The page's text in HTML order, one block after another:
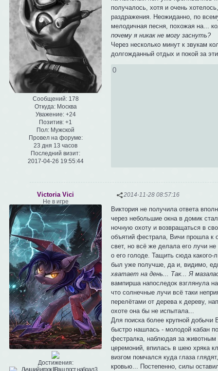
Сообщений:178
Откуда:Москва
Уважение: +24
Позитив: +1
Пол: Мужской
Провел на форуме:
23 дня 13 часов
Последний визит:
2017-04-26 19:55:44
получалось, хотя и очень
раздражения. Неожиданно, по
мелодичная песня, похожая на...
почему я никак не могу заснуть?
Через несколько минут к звукам
долгожданный отдых и покой за
0
2014-11-28 08:57:16
Victoria Vici
Не в игре
Достижения:
Виктория не получила ответа
через небольшие окна в домик
ночную охоту и возвращаться в
объятий фестрала, Вичи прошла к
свет, но всё же делала его лучи
о его голоде. Тащить сюда
был уже получше, да и, видимо,
хватает на день... Так... Я
вампирша напоследок взглянула
что солнечные лучи всё таки
перелётами от дерева к дереву,
охоте она бы не испытала...
Для поиска более крупной добычи
быстро нашлась - молодой кабан
фестралка, наблюдая за животным
церемоний, впилась в шею хряка
визгом помчался куда глаза
кровью... Постепенно, силы